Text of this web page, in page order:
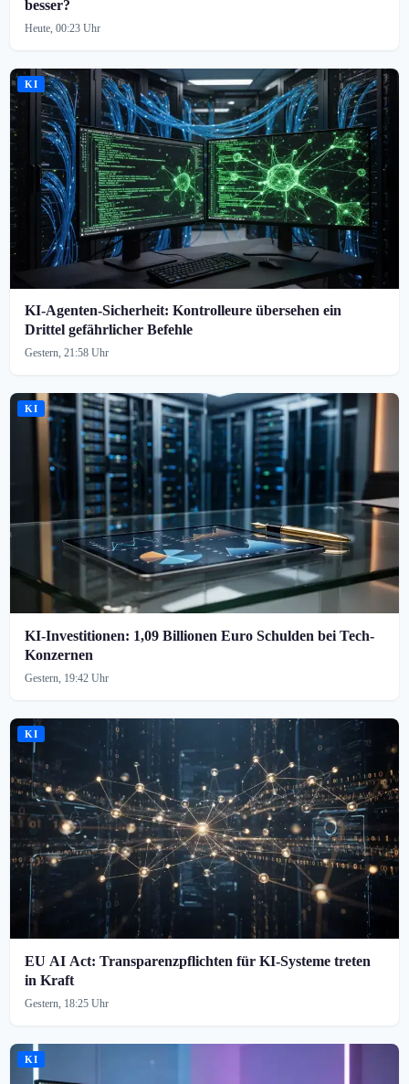
besser?
Heute, 00:23 Uhr
KI
KI-Agenten-Sicherheit: Kontrolleure übersehen ein
Drittel gefährlicher Befehle
Gestern, 21:58 Uhr
KI
KI-Investitionen: 1,09 Billionen Euro Schulden bei Tech-
Konzernen
Gestern, 19:42 Uhr
KI
EU AI Act: Transparenzpflichten für KI-Systeme treten
in Kraft
Gestern, 18:25 Uhr
KI